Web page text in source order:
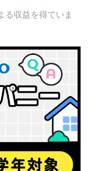
る収益を得ていま